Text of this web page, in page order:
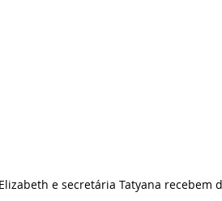
e secretária Tatyana recebem